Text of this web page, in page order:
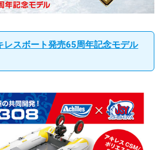
レスボート発売65周年記念モデル